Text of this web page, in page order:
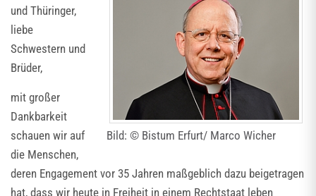
Bild: © Bistum Erfurt/ Marco Wicher
und Thüringer,
liebe
Schwestern und
Brüder,
mit großer
Dankbarkeit
schauen wir auf
die Menschen,
deren Engagement vor 35 Jahren maßgeblich dazu beigetragen
hat, dass wir heute in Freiheit in einem Rechtstaat leben